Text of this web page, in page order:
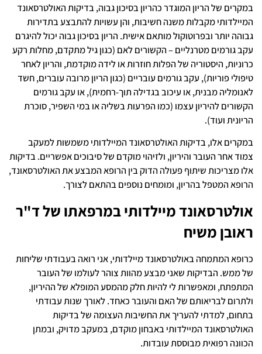
במקרים של הריון המוגדר כהריון בסיכון גבוה, בדיקות האולטרסאונד
המיילדותי מקבלות משנה חשיבות, והן עשויות להתבצע בתדירות
גבוהה יותר ובפרוטוקול מותאם אישית. הריון בסיכון גבוה יכול להיגרם
עקב גורמים מטרנליים – הקשורים לאם (כגון גיל מתקדם, מחלות רקע
כרוניות, היסטוריה של הפלות חוזרות או לידה מוקדמת, והריון לאחר
טיפולי פוריות), עקב גורמים עובריים (כגון הריון מרובה עוברים, חשד
לאנומליה מבנית, או עיכוב בגדילה תוך-רחמית), או עקב גורמים
הקשורים להיריון עצמו (כמו הפרעות בשליה או במי השפיר, סוכרת
הריונית ועוד).
במקרים אלו, בדיקות האולטרסאונד המיילדותי משמשות למעקב
צמוד אחר העובר והיריון, ולזיהוי מוקדם של סיבוכים אפשריים. בדיקות
אלו מצריכות שיתוף פעולה הדוק בין הרופא המבצע את האולטרסאונד,
הרופא המטפל בהריון, ומומחים נוספים בהתאם לצורך.
אולטרסאונד מיילדותי במרפאתו של ד"ר
ראובן משיח
כרופא המתמחה באולטרסאונד מיילדותי, אני רואה בעבודתי שליחות
של ממש. הבדיקות שאני מבצע מהוות צוהר לעולמו של העובר
המתפתח, ומאפשרות לי להיות חלק מהמסע המופלא של ההיריון,
ולתרום לבריאותם של האם והעובר כאחד. לאורך שנות עבודתי
בתחום, למדתי להעריך את החשיבות העצומה של בדיקות
האולטרסאונד המיילדותי באבחון מוקדם, במעקב מדויק, ובמתן
הכוונה רפואית מבוססת עובדות.